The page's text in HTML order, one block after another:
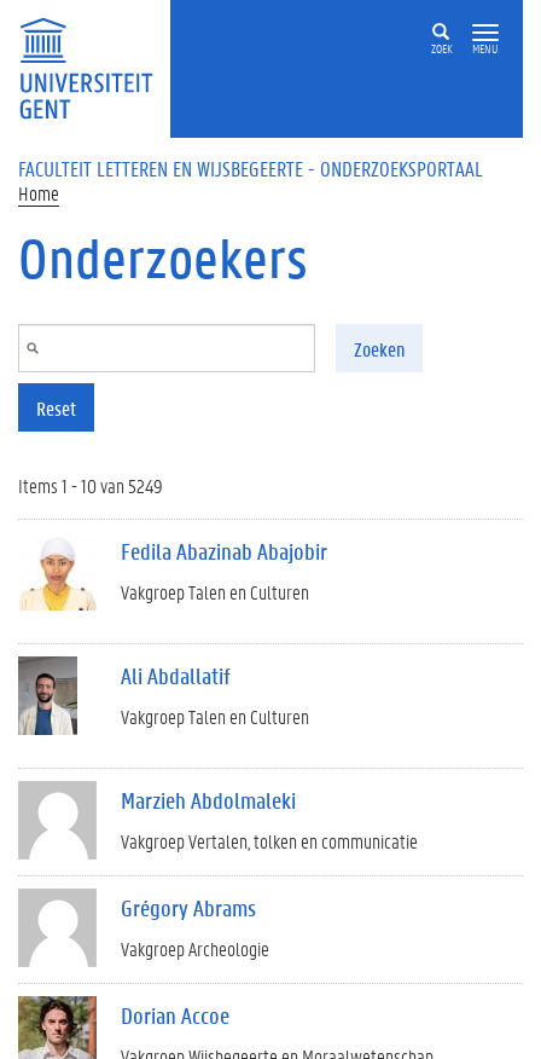
Overslaan en naar de inhoud gaan
ZOEK MENU
FACULTEIT LETTEREN EN WIJSBEGEERTE - ONDERZOEKSPORTAAL
Home
Onderzoekers
Zoeken
Reset
Items 1 - 10 van 5249
Fedila Abazinab Abajobir
Vakgroep Talen en Culturen
Ali Abdallatif
Vakgroep Talen en Culturen
Marzieh Abdolmaleki
Vakgroep Vertalen, tolken en communicatie
Grégory Abrams
Vakgroep Archeologie
Dorian Accoe